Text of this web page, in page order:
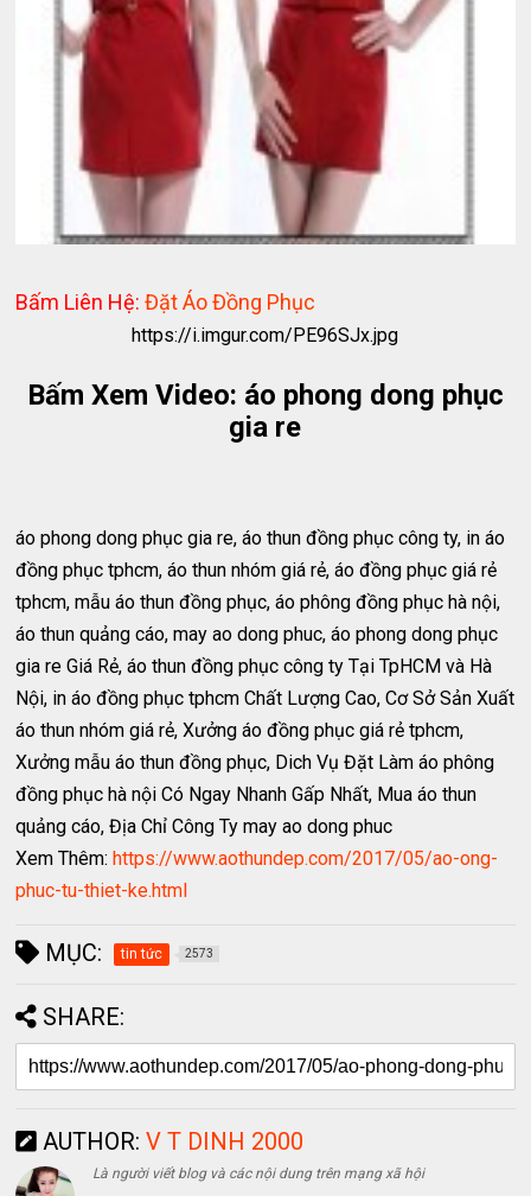
Bấm Liên Hệ:Đặt Áo Đồng Phục
https://i.imgur.com/PE96SJx.jpg
Bấm Xem Video: áo phong dong phục
gia re
áo phong dong phục gia re, áo thun đồng phục công ty, in áo
đồng phục tphcm, áo thun nhóm giá rẻ, áo đồng phục giá rẻ
tphcm, mẫu áo thun đồng phục, áo phông đồng phục hà nội,
áo thun quảng cáo, may ao dong phuc, áo phong dong phục
gia re Giá Rẻ, áo thun đồng phục công ty Tại TpHCM và Hà
Nội, in áo đồng phục tphcm Chất Lượng Cao, Cơ Sở Sản Xuất
áo thun nhóm giá rẻ, Xưởng áo đồng phục giá rẻ tphcm,
Xưởng mẫu áo thun đồng phục, Dich Vụ Đặt Làm áo phông
đồng phục hà nội Có Ngay Nhanh Gấp Nhất, Mua áo thun
quảng cáo, Địa Chỉ Công Ty may ao dong phuc
Xem Thêm:https://www.aothundep.com/2017/05/ao-ong-
phuc-tu-thiet-ke.html
MỤC: tin tức 2573
SHARE:
AUTHOR: V T DINH 2000
Là người viết blog và các nội dung trên mạng xã hội